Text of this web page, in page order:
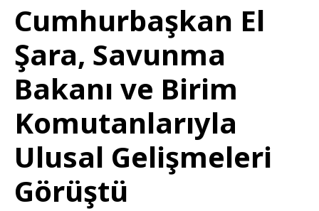
Cumhurbaşkan El
Şara, Savunma
Bakanı ve Birim
Komutanlarıyla
Ulusal Gelişmeleri
Görüştü